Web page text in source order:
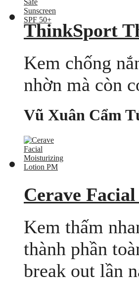
ThinkSport
Kem chống
nhờn mà còn
Vũ Xuân Cẩm
Cerave
Kem thấm
thành phần
break out lần